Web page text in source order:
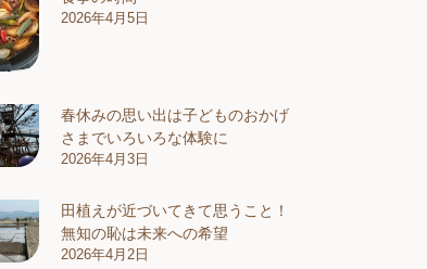
2026年4月5日
春休みの思い出は子どものおかげ
さまでいろいろな体験に
2026年4月3日
田植えが近づいてきて思うこと！
無知の恥は未来への希望
2026年4月2日